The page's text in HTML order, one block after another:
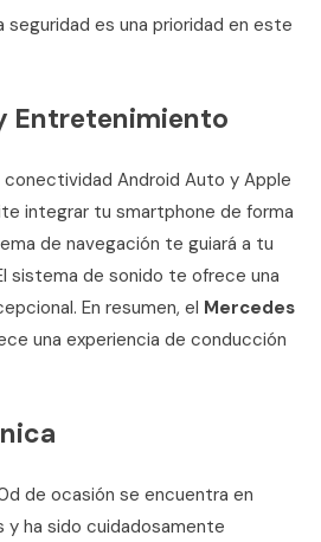
seguridad es una prioridad en este
Entretenimiento
Android Auto y Apple
integrar tu smartphone de forma
de navegación te guiará a tu
sistema de sonido te ofrece una
En resumen, el Mercedes
una experiencia de conducción
de ocasión se encuentra en
ha sido cuidadosamente